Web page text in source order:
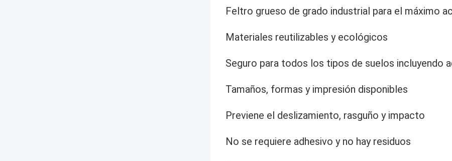
Feltro grueso de grado industrial para el máximo
Materiales reutilizables y ecológicos
Seguro para todos los tipos de suelos incluyendo
Tamaños, formas y impresión disponibles
Previene el deslizamiento, rasguño y impacto
No se requiere adhesivo y no hay residuos